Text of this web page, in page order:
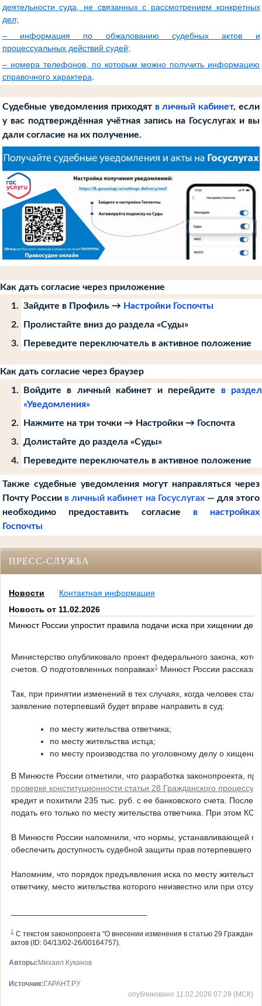
деятельности суда, не связанных с рассмотрением конкретных
дел;
– информация по обжалованию судебных актов и
процессуальных действий судей;
– номера телефонов, по которым можно получить информацию
справочного характера
Судебные уведомления приходят в личный кабинет, если
у вас подтверждённая учётная запись на Госуслугах и вы
дали согласие на их получение.
Как дать согласие через приложение
Зайдите в Профиль → Настройки Госпочты
Пролистайте вниз до раздела «Суды»
Переведите переключатель в активное положение
Как дать согласие через браузер
Войдите в личный кабинет и перейдите в раздел
«Уведомления»
Нажмите на три точки → Настройки → Госпочта
Долистайте до раздела «Суды»
Переведите переключатель в активное положение
Также судебные уведомления могут направляться через
Почту России в личный кабинет на Госуслугах— для этого
необходимо предоставить согласие в настройках
Госпочты
ПРЕСС-СЛУЖБА
Новости
Контактная информация
Новость от 11.02.2026
Минюст России упростит правила подачи иска при хищении
Министерство опубликовало проект федерального закона,
счетов. О подготовленных поправках1Минюст России
Так, при принятии изменений в тех случаях, когда человек
заявление потерпевший будет вправе направить в суд:
по месту жительства ответчика;
по месту жительства истца;
по месту производства по уголовному делу о хищении
В Минюсте России отметили, что разработка законопроекта,
проверке конституционности статьи 28 Гражданского
кредит и похитили 235 тыс. руб. с ее банковского счета.
подать его только по месту жительства ответчика. При этом
В Минюсте России напомнили, что нормы, устанавливающей
обеспечить доступность судебной защиты прав потерпевшего
Напомним, что порядок предъявления иска по месту
ответчику, место жительства которого неизвестно или при
1 С текстом законопроекта "О внесении изменения в статью 29
актов (ID: 04/13/02-26/00164757).
Авторы:Михаил Куканов
Источник:ГАРАНТ.РУ
опубликовано 11.02.2026 07:28 (МСК)